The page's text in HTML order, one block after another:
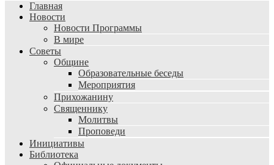
Главная
Новости
Новости Программы
В мире
Советы
Общине
Образовательные беседы
Мероприятия
Прихожанину
Священнику
Молитвы
Проповеди
Инициативы
Библиотека